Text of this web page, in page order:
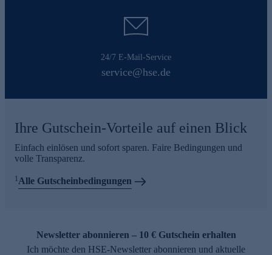
24/7 E-Mail-Service
service@hse.de
Ihre Gutschein-Vorteile auf einen Blick
Einfach einlösen und sofort sparen. Faire Bedingungen und
volle Transparenz.
1Alle Gutscheinbedingungen
Newsletter abonnieren – 10 € Gutschein erhalten
Ich möchte den HSE-Newsletter abonnieren und aktuelle